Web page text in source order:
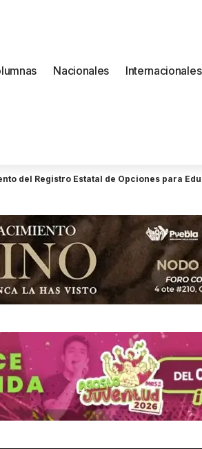
Nacionales Internacionales
del Registro Estatal de Opciones para